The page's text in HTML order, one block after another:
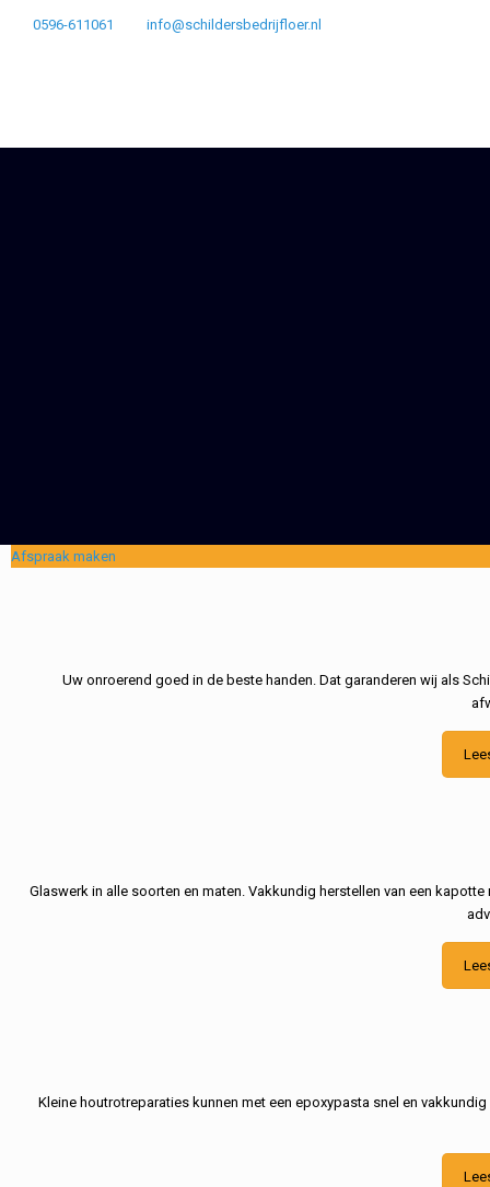
0596-611061 info@schildersbedrijfloer.nl
Afspraak maken
Uw onroerend goed in de beste handen. Dat garanderen wij als
Glaswerk in alle soorten en maten. Vakkundig herstellen van een
Kleine houtrotreparaties kunnen met een epoxypasta snel en